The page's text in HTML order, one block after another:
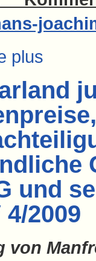
plus
und
4/2009
von